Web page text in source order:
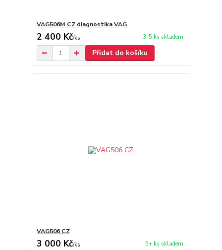
VAG506M CZ diagnostika VAG
2 400 Kč/ks 3-5 ks skladem
Přidat do košíku
VAG506 CZ
3 000 Kč/ks 5+ ks skladem